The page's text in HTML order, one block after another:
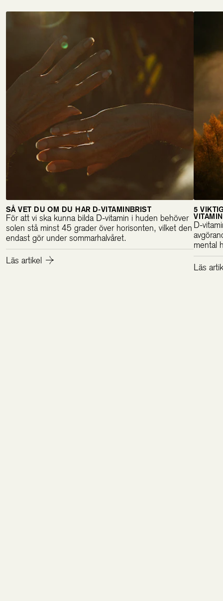
SÅ VET DU OM DU HAR D-VITAMINBRIST
För att vi ska kunna bilda D-vitamin i huden behöver
solen stå minst 45 grader över horisonten, vilket den
endast gör under sommarhalvåret.
Läs artikel
5
VITAMIN
D-
mental
Läs